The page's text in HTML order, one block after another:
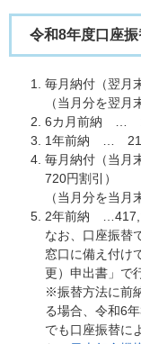
令和8年度口座
毎月納付（翌
（当月分を翌月
6カ月前納 …
1年前納 …
毎月納付（当
720円割引）
（当月分を当月
2年前納
なお、口座振替
窓口に備え付け
更）申出書」で
※振替方法に前
る場合、令和6
でも口座振替に